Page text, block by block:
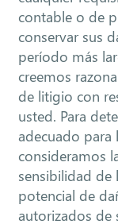
contable o de
conservar sus
período más
creemos
de litigio con
usted. Para
adecuado para
consideramos
sensibilidad de
potencial de
autorizados de